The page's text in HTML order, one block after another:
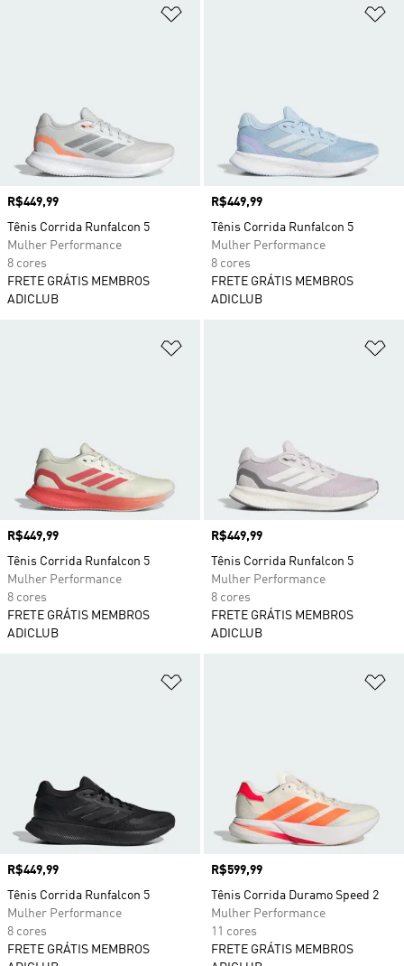
Preço
R$449,99
Tênis Corrida Runfalcon 5
Mulher Performance
8 cores
FRETE GRÁTIS MEMBROS
ADICLUB
Preço
R$449,99
Tênis Corrida Runfalcon 5
Mulher Performance
8 cores
FRETE GRÁTIS MEMBROS
ADICLUB
Preço
R$449,99
Tênis Corrida Runfalcon 5
Mulher Performance
8 cores
FRETE GRÁTIS MEMBROS
ADICLUB
Preço
R$449,99
Tênis Corrida Runfalcon 5
Mulher Performance
8 cores
FRETE GRÁTIS MEMBROS
ADICLUB
Preço
R$449,99
Tênis Corrida Runfalcon 5
Mulher Performance
8 cores
FRETE GRÁTIS MEMBROS
Preço
R$599,99
Tênis Corrida Duramo Speed 2
Mulher Performance
11 cores
FRETE GRÁTIS MEMBROS